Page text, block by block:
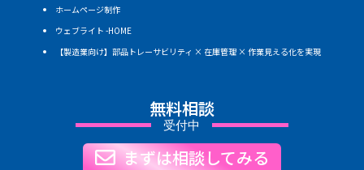
ホームページ制作
ウェブライト -HOME
【製造業向け】部品トレーサビリティ × 在庫管理 × 作業見える化を実現
無料相談
受付中
まずは相談してみる